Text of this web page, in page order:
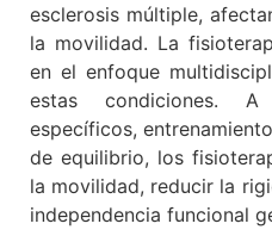
esclerosis múltiple,
la movilidad. La
en el enfoque
estas condiciones.
específicos,
de equilibrio, los
la movilidad, reducir la
independencia funcional